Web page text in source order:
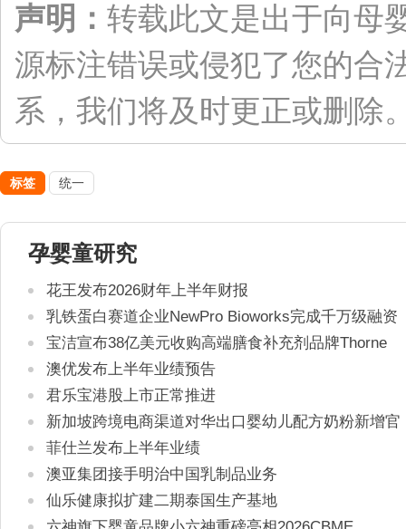
声明： 转载此文是出于向母
源标注错误或侵犯了您的合
系，我们将及时更正或删除
标签 统一
孕婴童研究
花王发布2026财年上半年财报
乳铁蛋白赛道企业NewPro Bioworks完成千万级融资
宝洁宣布38亿美元收购高端膳食补充剂品牌Thorne
澳优发布上半年业绩预告
君乐宝港股上市正常推进
新加坡跨境电商渠道对华出口婴幼儿配方奶粉新增官
方健康证书通关要求
菲仕兰发布上半年业绩
澳亚集团接手明治中国乳制品业务
仙乐健康拟扩建二期泰国生产基地